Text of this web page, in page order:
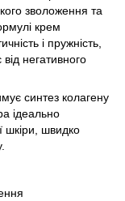
зволоження та
крем
і пружність,
негативного
синтез колагену
ідеально
шкіри, швидко